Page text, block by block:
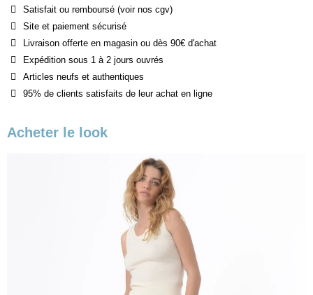
Satisfait ou remboursé (voir nos cgv)
Site et paiement sécurisé
Livraison offerte en magasin ou dès 90€ d'achat
Expédition sous 1 à 2 jours ouvrés
Articles neufs et authentiques
95% de clients satisfaits de leur achat en ligne
Acheter le look